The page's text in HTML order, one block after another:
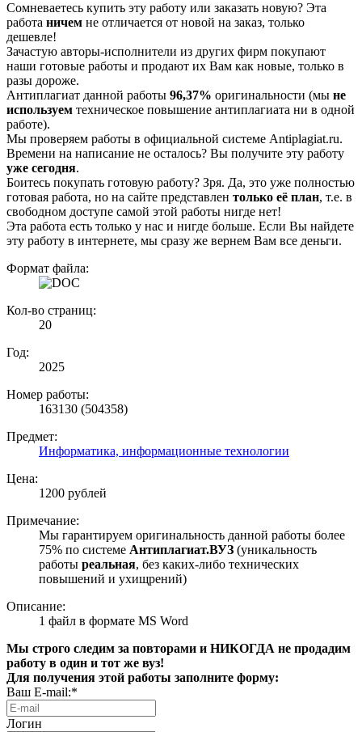
Сомневаетесь купить эту работу или заказать новую? Эта
работа ничем не отличается от новой на заказ, только
дешевле!
Зачастую авторы-исполнители из других фирм покупают
наши готовые работы и продают их Вам как новые, только в
разы дороже.
Антиплагиат данной работы 96,37% оригинальности (мы не
используем техническое повышение антиплагиата ни в одной
работе).
Мы проверяем работы в официальной системе Аntiplagiat.ru.
Времени на написание не осталось? Вы получите эту работу
уже сегодня.
Боитесь покупать готовую работу? Зря. Да, это уже полностью
готовая работа, но на сайте представлен только её план, т.е. в
свободном доступе самой этой работы нигде нет!
Эта работа есть только у нас и нигде больше. Если Вы найдете
эту работу в интернете, мы сразу же вернем Вам все деньги.
Формат файла:
Кол-во страниц:
20
Год:
2025
Номер работы:
163130 (504358)
Предмет:
Информатика, информационные технологии
Цена:
1200 рублей
Примечание:
Мы гарантируем оригинальность данной работы более
75% по системе Антиплагиат.ВУЗ (уникальность
работы реальная, без каких-либо технических
повышений и ухищрений)
Описание:
1 файл в формате MS Word
Мы строго следим за повторами и НИКОГДА не продадим
работу в один и тот же вуз!
Для получения этой работы заполните форму:
Ваш E-mail:*
Логин